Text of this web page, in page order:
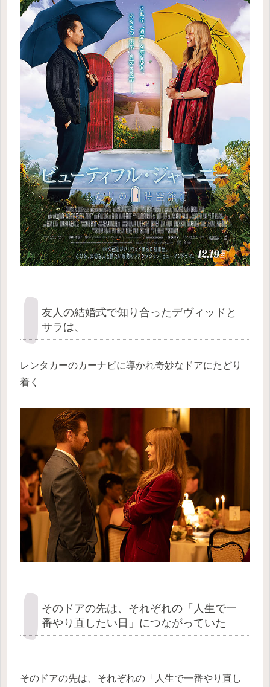
友人の結婚式で知り合ったデヴィッドと
サラは、
レンタカーのカーナビに導かれ奇妙なドアにたどり
着く
そのドアの先は、それぞれの「人生で一
番やり直したい日」につながっていた
そのドアの先は、それぞれの「人生で一番やり直し